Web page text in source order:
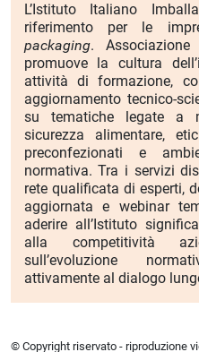
L’Istituto Italiano
riferimento per le
packaging.
promuove la cultura
attività di formazione,
aggiornamento tecnico-
su tematiche legate a
sicurezza alimentare,
preconfezionati e
normativa. Tra i servizi
rete qualificata di esperti,
aggiornata e webinar
aderire all’Istituto
alla competitività
sull’evoluzione
attivamente al dialogo
© Copyright riservato - riproduzione